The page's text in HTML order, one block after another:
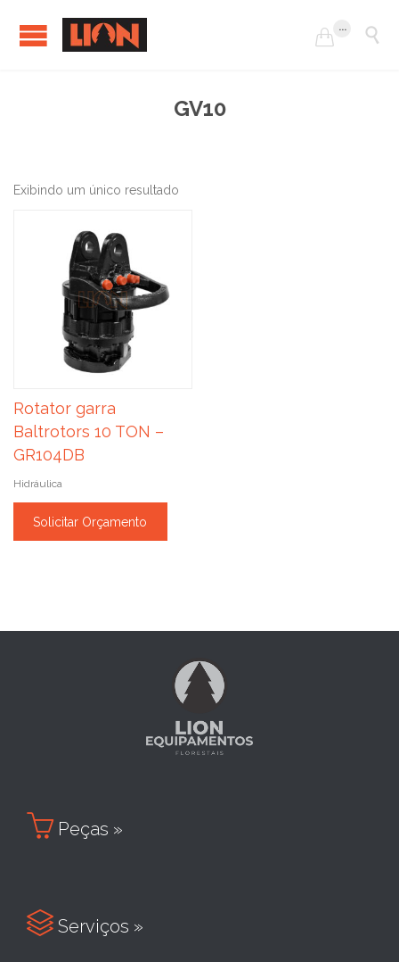

... 
GV10
Exibindo um único resultado
Rotator garra
Baltrotors 10 TON –
GR104DB
Hidráulica
Solicitar Orçamento
 Peças »
 Serviços »